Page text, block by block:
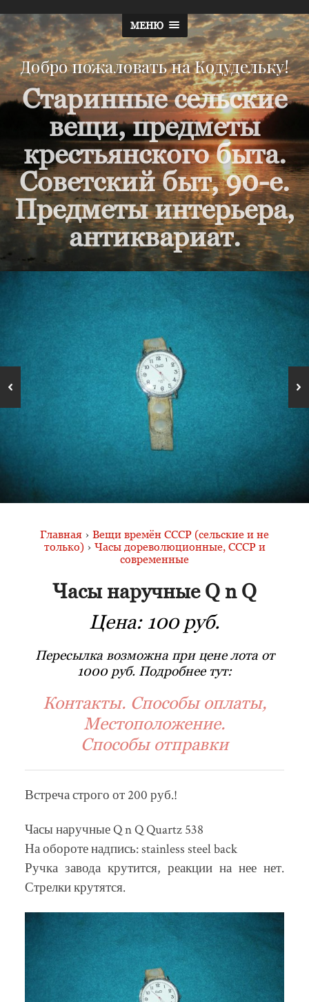
МЕНЮ
Добро пожаловать на Кодудельку!
Старинные сельские
вещи, предметы
крестьянского быта.
Советский быт, 90-е.
Предметы интерьера,
антиквариат.
Главная › Вещи времён СССР (сельские и не
только) › Часы дореволюционные, СССР и
современные
Часы наручные Q n Q
Цена: 100 руб.
Пересылка возможна при цене лота от
1000 руб. Подробнее тут:
Контакты. Способы оплаты,
Местоположение.
Способы отправки
Встреча строго от 200 руб.!
Часы наручные Q n Q Quartz 538
На обороте надпись: stainless steel back
Ручка завода крутится, реакции на нее нет.
Стрелки крутятся.